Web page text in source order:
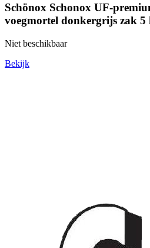
Schönox Schonox UF-
voegmortel donkergrijs zak 5
Niet beschikbaar
Bekijk